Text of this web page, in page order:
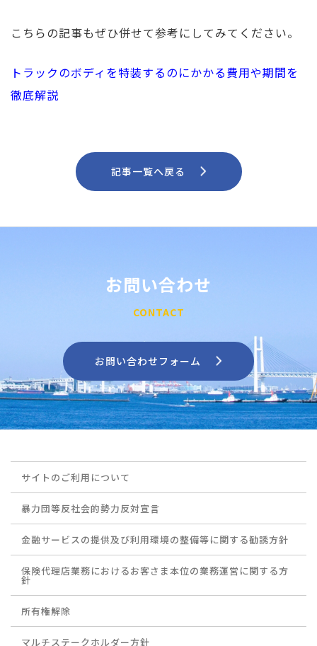
こちらの記事もぜひ併せて参考にしてみてください。
トラックのボディを特装するのにかかる費用や期間を
徹底解説
記事一覧へ戻る
お問い合わせ
CONTACT
お問い合わせフォーム
サイトのご利用について
暴力団等反社会的勢力反対宣言
金融サービスの提供及び利用環境の整備等に関する勧誘方針
保険代理店業務におけるお客さま本位の業務運営に関する方
針
所有権解除
マルチステークホルダー方針